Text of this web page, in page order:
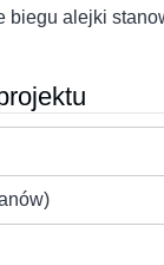
biegu alejki